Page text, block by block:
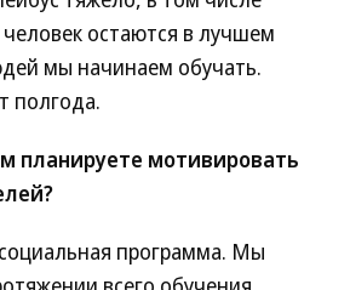
остаются в лучшем
мы начинаем обучать.
полгода.
планируете мотивировать
программа. Мы